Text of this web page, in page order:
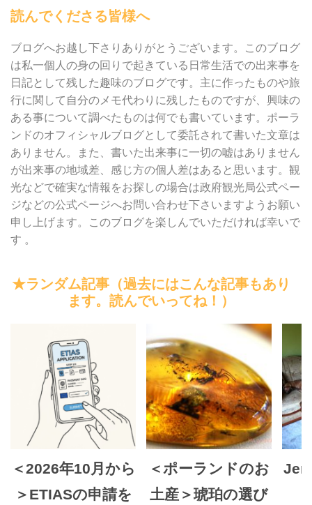
読んでくださる皆様へ
ブログへお越し下さりありがとうございます。このブログ
は私一個人の身の回りで起きている日常生活での出来事を
日記として残した趣味のブログです。主に作ったものや旅
行に関して自分のメモ代わりに残したものですが、興味の
ある事について調べたものは何でも書いています。ポーラ
ンドのオフィシャルブログとして委託されて書いた文章は
ありません。また、書いた出来事に一切の嘘はありません
が出来事の地域差、感じ方の個人差はあると思います。観
光などで確実な情報をお探しの場合は政府観光局公式ペー
ジなどの公式ページへお問い合わせ下さいますようお願い
申し上げます。このブログを楽しんでいただければ幸いで
す 。
★ランダム記事（過去にはこんな記事もあり
ます。読んでいってね！）
＜2026年10月から
＞ETIASの申請を
＜ポーランドのお
土産＞琥珀の選び